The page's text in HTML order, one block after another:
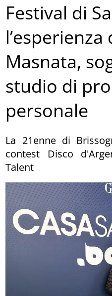
Festival di
l’esperienza
Masnata,
studio di
personale
La 21enne di
contest Disco
Talent